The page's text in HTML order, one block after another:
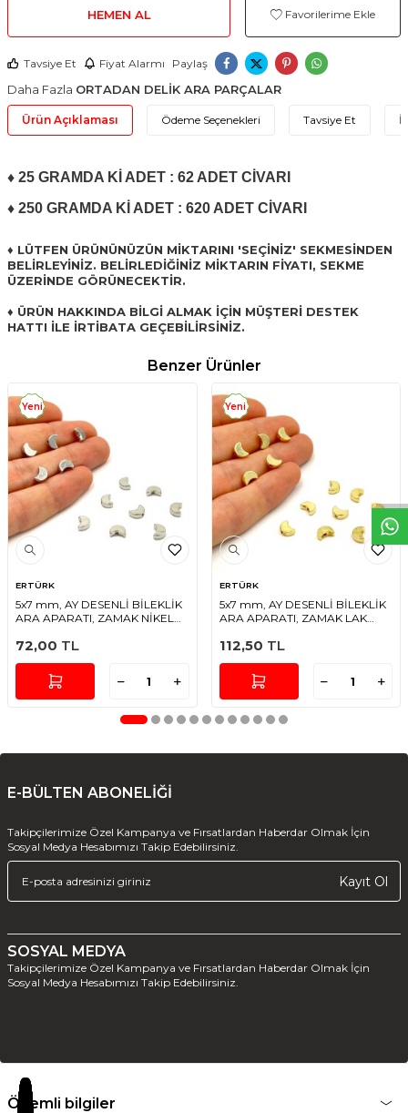
HEMEN AL Favorilerime Ekle
Tavsiye Et Fiyat Alarmı Paylaş
Daha Fazla ORTADAN DELİK ARA PARÇALAR
Ürün Açıklaması Ödeme Seçenekleri Tavsiye Et
♦ 25 GRAMDA Kİ ADET : 62 ADET CİVARI
♦ 250 GRAMDA Kİ ADET : 620 ADET CİVARI
♦ LÜTFEN ÜRÜNÜNÜZÜN MİKTARINI 'SEÇİNİZ' SEKMESİNDEN
BELİRLEYİNİZ. BELİRLEDİĞİNİZ MİKTARIN FİYATI, SEKME
ÜZERİNDE GÖRÜNECEKTİR.
♦ ÜRÜN HAKKINDA BİLGİ ALMAK İÇİN MÜŞTERİ DESTEK
HATTI İLE İRTİBATA GEÇEBİLİRSİNİZ.
Benzer Ürünler
Yeni
ERTÜRK
5x7 mm, AY DESENLİ BİLEKLİK
ARA APARATI, ZAMAK NİKEL
72,00 TL
Yeni
ERTÜRK
5x7 mm, AY DESENLİ BİLEKLİK
ARA APARATI, ZAMAK LAK
112,50 TL
E-BÜLTEN ABONELİĞİ
Takipçilerimize Özel Kampanya ve Fırsatlardan Haberdar Olmak İçin
Sosyal Medya Hesabımızı Takip Edebilirsiniz.
Kayıt Ol
SOSYAL MEDYA
Takipçilerimize Özel Kampanya ve Fırsatlardan Haberdar Olmak İçin
Sosyal Medya Hesabımızı Takip Edebilirsiniz.
Önemli bilgiler